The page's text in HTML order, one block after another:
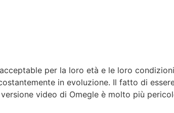
per la loro età e le loro
in evoluzione. Il fatto di
video di Omegle è molto più